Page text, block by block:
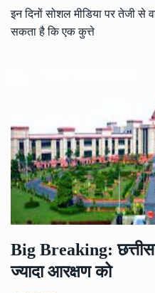
इन दिनों सोशल मीडिया पर तेजी से
सकता है कि एक कुत्ते
Big Breaking:
ज्यादा आरक्षण को